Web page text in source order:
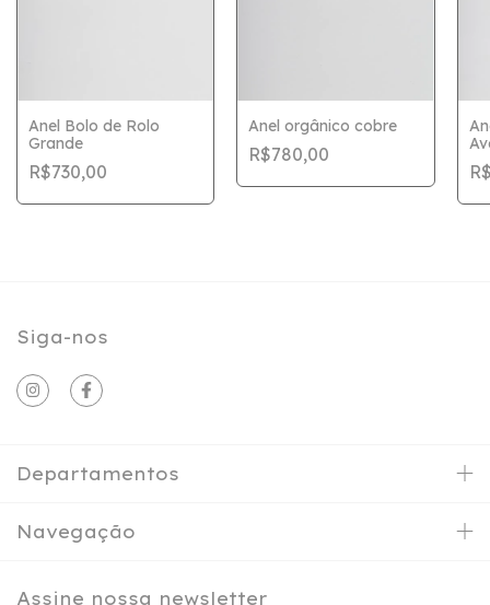
Anel Bolo de Rolo
Grande
R$730,00
Anel orgânico cobre
R$780,00
Siga-nos
Departamentos
Navegação
Assine nossa newsletter